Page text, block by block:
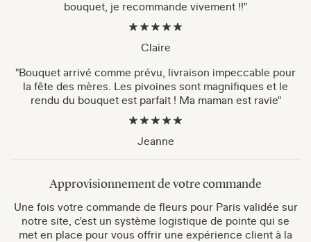
bouquet, je recommande vivement !!"
Claire
"Bouquet arrivé comme prévu, livraison impeccable pour
la fête des mères. Les pivoines sont magnifiques et le
rendu du bouquet est parfait ! Ma maman est ravie"
Jeanne
Approvisionnement de votre commande
Une fois votre commande de fleurs pour Paris validée sur
notre site, c'est un système logistique de pointe qui se
met en place pour vous offrir une expérience client à la